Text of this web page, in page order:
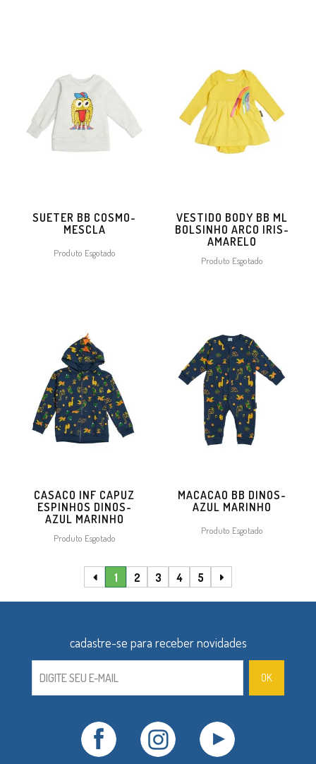
SUETER BB COSMO-
MESCLA
Produto Esgotado
VESTIDO BODY BB ML
BOLSINHO ARCO IRIS-
AMARELO
Produto Esgotado
CASACO INF CAPUZ
ESPINHOS DINOS-
AZUL MARINHO
Produto Esgotado
MACACAO BB DINOS-
AZUL MARINHO
Produto Esgotado
1 2 3 4 5